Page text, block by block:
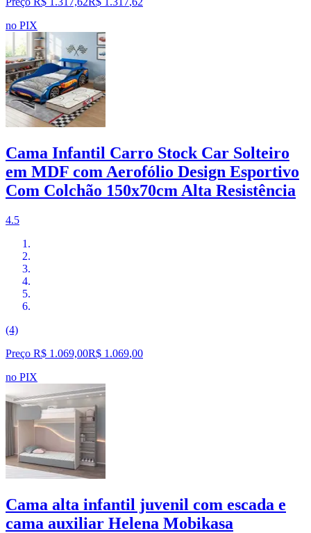
no PIX
Cama Infantil Carro Stock Car Solteiro
em MDF com Aerofólio Design Esportivo
Com Colchão 150x70cm Alta Resistência
4.5
(4)
Preço R$ 1.069,00R$ 1.069,00
no PIX
Cama alta infantil juvenil com escada e
cama auxiliar Helena Mobikasa